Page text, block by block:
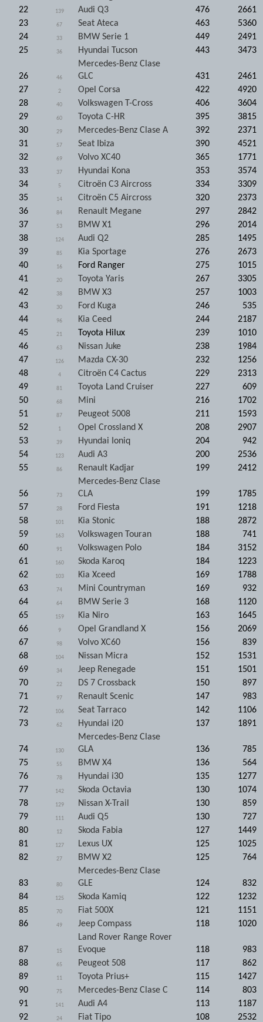
22
139 Audi Q3 476
2661
23
67 Seat Ateca 463
5360
24
33 BMW Serie 1 449
2491
25
36 Hyundai Tucson 443 3473
26 46
Mercedes-Benz Clase
GLC
431
2461
27
2 Opel Corsa 422
4920
28
40 Volkswagen T-Cross 406
3604
29
60 Toyota C-HR 395
3815
30
29 Mercedes-Benz Clase A 392
2371
31
57 Seat Ibiza 390
4521
32
69 Volvo XC40 365
1771
33
37 Hyundai Kona 353
3574
34
5 Citroën C3 Aircross 334
3309
35
14 Citroën C5 Aircross 320
2373
36
84 Renault Megane 297
2842
37
53 BMW X1 296
2014
38
124 Audi Q2 285
1495
39
85 Kia Sportage 276
2673
40
16 Ford Ranger 275
1015
41
20 Toyota Yaris 267
3305
42
38 BMW X3 257
1003
43
30 Ford Kuga 246
535
44
96 Kia Ceed 244
2187
45
21 Toyota Hilux 239
1010
46
63 Nissan Juke 238
1984
47
126 Mazda CX-30 232
1256
48
4 Citroën C4 Cactus 229
2313
49
81 Toyota Land Cruiser 227
609
50
68 Mini 216
1702
51
87 Peugeot 5008 211
1593
52
1 Opel Crossland X 208
2907
53
39 Hyundai Ioniq 204
942
54
123 Audi A3 200
2536
55
86 Renault Kadjar 199 2412
56 73
Mercedes-Benz Clase
CLA
199
1785
57
28 Ford Fiesta 191
1218
58
101 Kia Stonic 188
2872
59
163 Volkswagen Touran 188
741
60
91 Volkswagen Polo 184
3152
61
160 Skoda Karoq 184
1223
62
103 Kia Xceed 169
1788
63
74 Mini Countryman 169
932
64
64 BMW Serie 3 168
1120
65
159 Kia Niro 163
1645
66
9 Opel Grandland X 156
2069
67
98 Volvo XC60 156
839
68
104 Nissan Micra 152
1531
69
34 Jeep Renegade 151
1501
70
22 DS 7 Crossback 150
897
71
97 Renault Scenic 147
983
72
106 Seat Tarraco 142
1106
73
62 Hyundai i20 137 1891
74 130
Mercedes-Benz Clase
GLA
136
785
75
55 BMW X4 136
564
76
78 Hyundai i30 135
1277
77
142 Skoda Octavia 130
1074
78
129 Nissan X-Trail 130
859
79
111 Audi Q5 130
727
80
12 Skoda Fabia 127
1449
81
127 Lexus UX 125
1025
82
27 BMW X2 125 764
83 80
Mercedes-Benz Clase
GLE
124
832
84
125 Skoda Kamiq 122
1232
85
70 Fiat 500X 121
1151
86
49 Jeep Compass 118 1020
87 15
Land Rover Range Rover
Evoque
118
983
88
65 Peugeot 508 117
862
89
11 Toyota Prius+ 115
1427
90
75 Mercedes-Benz Clase C 114
803
91
141 Audi A4 113
1187
92
24 Fiat Tipo 108 2532